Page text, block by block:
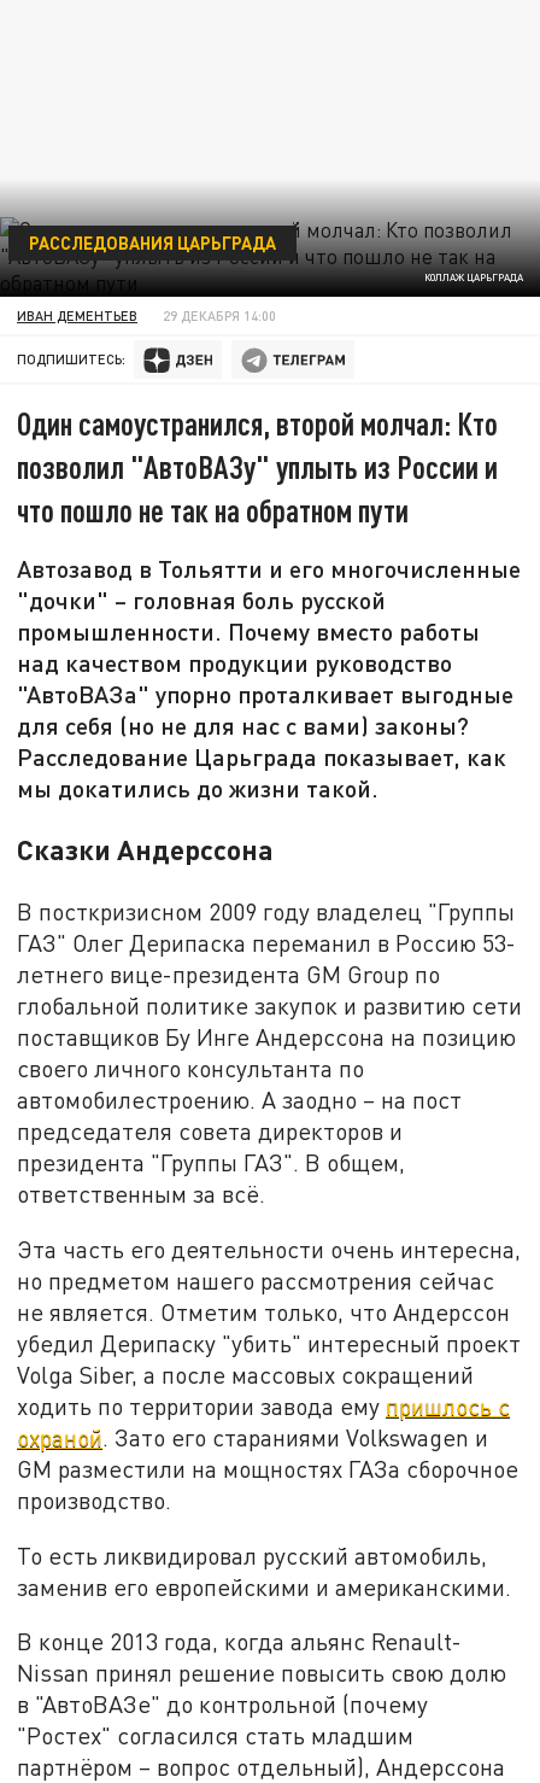
КОЛЛАЖ ЦАРЬГРАДА
РАССЛЕДОВАНИЯ ЦАРЬГРАДА
ИВАН ДЕМЕНТЬЕВ 29 ДЕКАБРЯ 14:00
ПОДПИШИТЕСЬ:
Один самоустранился, второй молчал: Кто
позволил "АвтоВАЗу" уплыть из России и
что пошло не так на обратном пути
Автозавод в Тольятти и его многочисленные
"дочки" – головная боль русской
промышленности. Почему вместо работы
над качеством продукции руководство
"АвтоВАЗа" упорно проталкивает выгодные
для себя (но не для нас с вами) законы?
Расследование Царьграда показывает, как
мы докатились до жизни такой.
Сказки Андерссона
В посткризисном 2009 году владелец "Группы
ГАЗ" Олег Дерипаска переманил в Россию 53-
летнего вице-президента GM Group по
глобальной политике закупок и развитию сети
поставщиков Бу Инге Андерссона на позицию
своего личного консультанта по
автомобилестроению. А заодно – на пост
председателя совета директоров и
президента "Группы ГАЗ". В общем,
ответственным за всё.
Эта часть его деятельности очень интересна,
но предметом нашего рассмотрения сейчас
не является. Отметим только, что Андерссон
убедил Дерипаску "убить" интересный проект
Volga Siber, а после массовых сокращений
ходить по территории завода ему пришлось с
охраной. Зато его стараниями Volkswagen и
GM разместили на мощностях ГАЗа сборочное
производство.
То есть ликвидировал русский автомобиль,
заменив его европейскими и американскими.
В конце 2013 года, когда альянс Renault-
Nissan принял решение повысить свою долю
в "АвтоВАЗе" до контрольной (почему
"Ростех" согласился стать младшим
партнёром – вопрос отдельный), Андерссона